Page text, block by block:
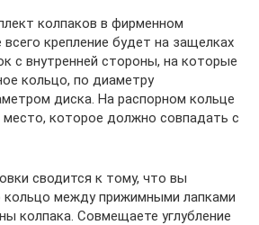
колпаков в фирменном
всего крепление будет на защелках
с внутренней стороны, на которые
кольцо, по диаметру
диска. На распорном кольце
которое должно совпадать с
сводится к тому, что вы
кольцо между прижимными лапками
колпака. Совмещаете углубление